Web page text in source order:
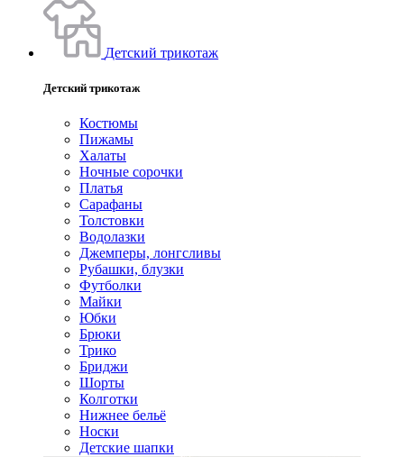
Детский трикотаж
Детский трикотаж
Костюмы
Пижамы
Халаты
Ночные сорочки
Платья
Сарафаны
Толстовки
Водолазки
Джемперы, лонгсливы
Рубашки, блузки
Футболки
Майки
Юбки
Брюки
Трико
Бриджи
Шорты
Колготки
Нижнее бельё
Носки
Детские шапки